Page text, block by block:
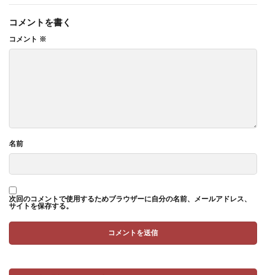
コメントを書く
コメント ※
名前
次回のコメントで使用するためブラウザーに自分の名前、メールアドレス、
サイトを保存する。